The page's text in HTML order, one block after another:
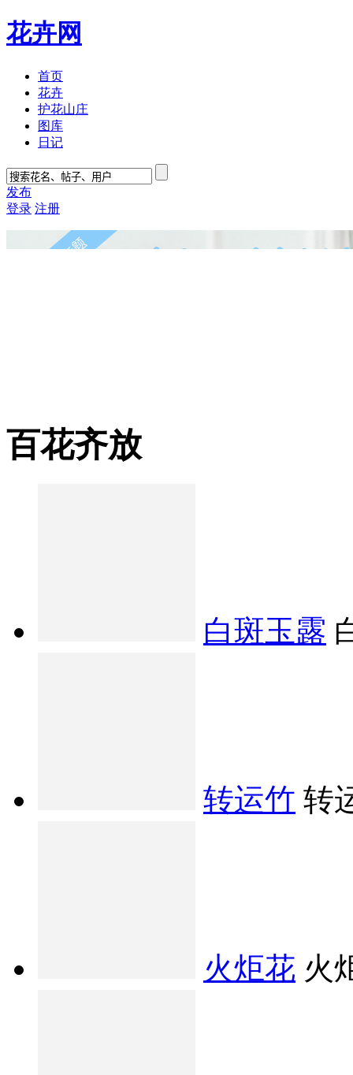
花卉网
首页
花卉
护花山庄
图库
日记
发布
登录 注册
百花齐放
白斑玉露
转运竹 转
火炬花 火